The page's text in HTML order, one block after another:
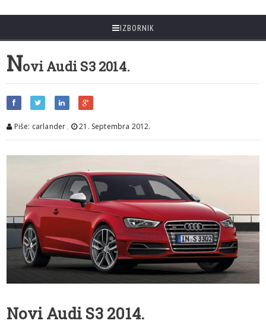
IZBORNIK
Novi Audi S3 2014.
Piše: carlander , 21. Septembra 2012.
Novi Audi S3 2014.